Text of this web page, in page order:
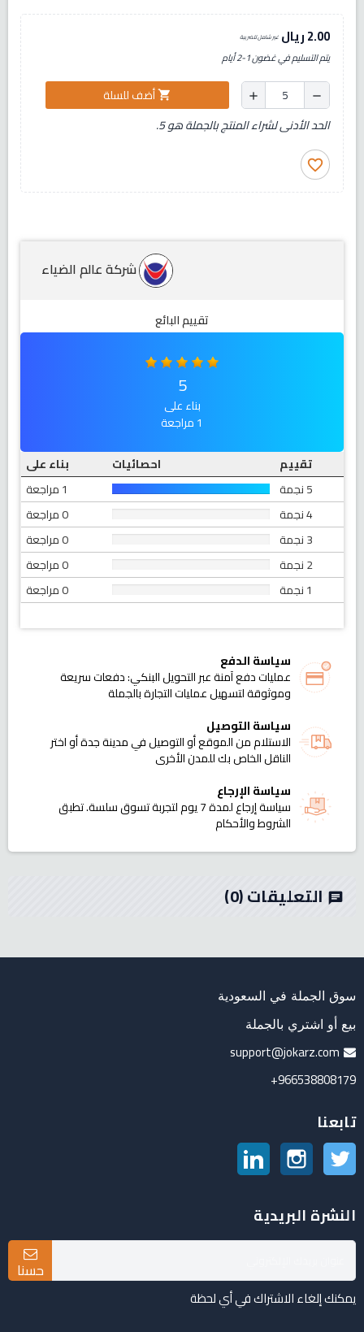
2.00 ريال غير شامل للضريبة
يتم التسليم في غضون 1-2 أيام
remove
add
shopping_cartأضف للسلة
الحد الأدنى لشراء المنتج بالجملة هو 5.
favorite_border
شركة عالم الضياء
تقييم البائع
5
بناء على
1 مراجعة
تقييم
احصائيات
بناء على
5 نجمة
1 مراجعة
4 نجمة
0 مراجعة
3 نجمة
0 مراجعة
2 نجمة
0 مراجعة
1 نجمة
0 مراجعة
سياسة الدفع
عمليات دفع آمنة عبر التحويل البنكي: دفعات سريعة
وموثوقة لتسهيل عمليات التجارة بالجملة
سياسة التوصيل
الاستلام من الموقع أو التوصيل في مدينة جدة أو اختر
الناقل الخاص بك للمدن الأخرى
سياسة الإرجاع
سياسة إرجاع لمدة 7 يوم لتجربة تسوق سلسة. تطبق
الشروط والأحكام
chat التعليقات(0)
سوق الجملة في السعودية
بيع أو اشتري بالجملة
support@jokarz.com
966538808179+
تابعنا
تويتر انستغرام
النشرة البريدية
حسنا
يمكنك إلغاء الاشتراك في أي لحظة